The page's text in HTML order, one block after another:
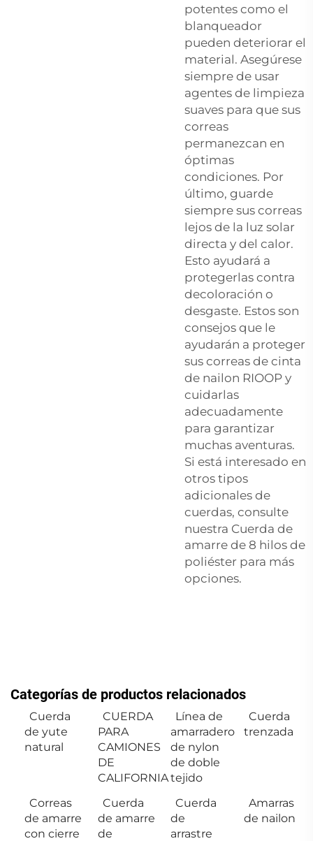
potentes como el
blanqueador
pueden deteriorar el
material. Asegúrese
siempre de usar
agentes de limpieza
suaves para que sus
correas
permanezcan en
óptimas
condiciones. Por
último, guarde
siempre sus correas
lejos de la luz solar
directa y del calor.
Esto ayudará a
protegerlas contra
decoloración o
desgaste. Estos son
consejos que le
ayudarán a proteger
sus correas de cinta
de nailon RIOOP y
cuidarlas
adecuadamente
para garantizar
muchas aventuras.
Si está interesado en
otros tipos
adicionales de
cuerdas, consulte
nuestra Cuerda de
amarre de 8 hilos de
poliéster para más
opciones.
Categorías de productos relacionados
Cuerda
de yute
natural
CUERDA
PARA
CAMIONES
DE
CALIFORNIA
Línea de
amarradero
de nylon
de doble
tejido
Cuerda
trenzada
Correas
de amarre
con cierre
Cuerda
de amarre
de
Cuerda
de
arrastre
Amarras
de nailon